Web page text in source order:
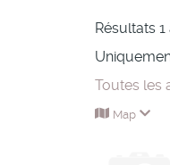
Résultats
Toutes les
Map